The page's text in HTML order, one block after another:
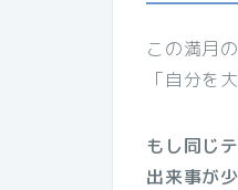
この満月
「自分を
もし同じ
出来事が